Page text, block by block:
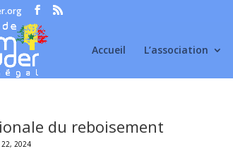
Accueil L’association
du reboisement
2024